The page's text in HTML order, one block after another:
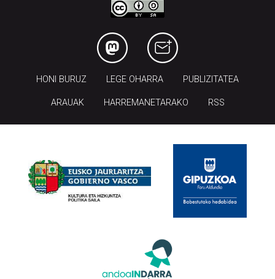
HONI BURUZ LEGE OHARRA PUBLIZITATEA
ARAUAK HARREMANETARAKO RSS